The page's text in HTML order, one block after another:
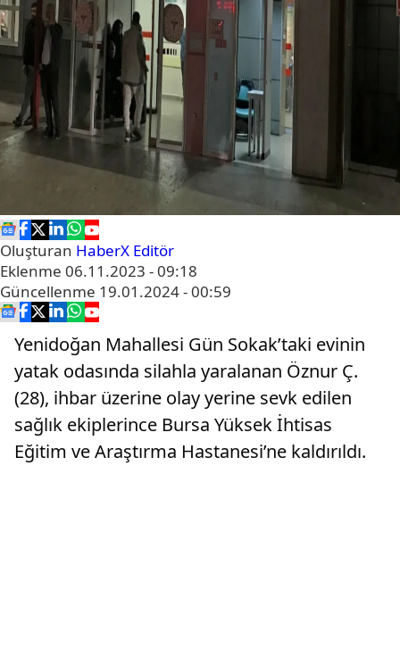
Oluşturan HaberX Editör
Eklenme 06.11.2023 - 09:18
Güncellenme 19.01.2024 - 00:59
Yenidoğan Mahallesi Gün Sokak’taki evinin
yatak odasında silahla yaralanan Öznur Ç.
(28), ihbar üzerine olay yerine sevk edilen
sağlık ekiplerince Bursa Yüksek İhtisas
Eğitim ve Araştırma Hastanesi’ne kaldırıldı.